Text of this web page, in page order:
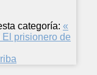
categoría: «
El prisionero de